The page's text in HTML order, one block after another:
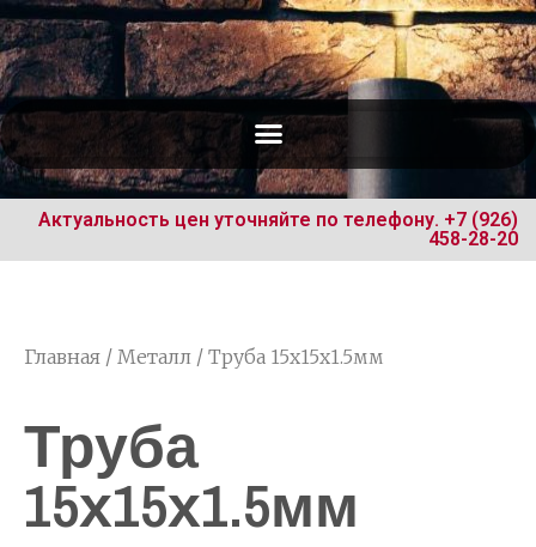
Актуальность цен уточняйте по телефону. +7 (926)
458-28-20
Главная / Металл / Труба 15х15х1.5мм
Труба
15х15х1.5мм